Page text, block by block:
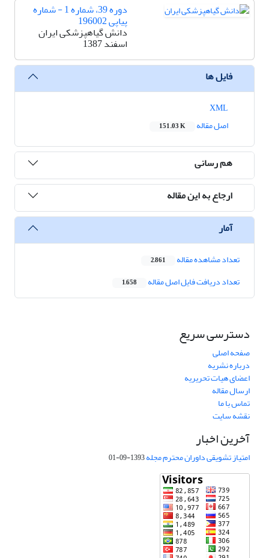
دوره 39، شماره 1 - شماره
پیاپی 196002
دانش گیاهپزشکی ایران
اسفند 1387
فایل ها
اصل مقاله
151.03 K
هم رسانی
ارجاع به این مقاله
آمار
تعداد مشاهده مقاله 2,861
تعداد دریافت فایل اصل مقاله 1,658
دسترسی سریع
صفحه اصلی
درباره نشریه
اعضای هیات تحریریه
ارسال مقاله
تماس با ما
نقشه سایت
آخرین اخبار
امتیاز تشویقی داوران محترم مجله1393-09-01